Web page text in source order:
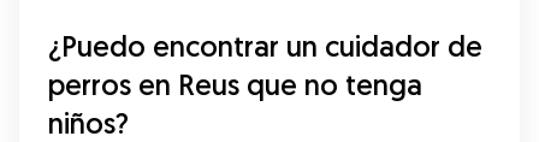
¿Puedo encontrar un cuidador de
perros en Reus que no tenga
niños?